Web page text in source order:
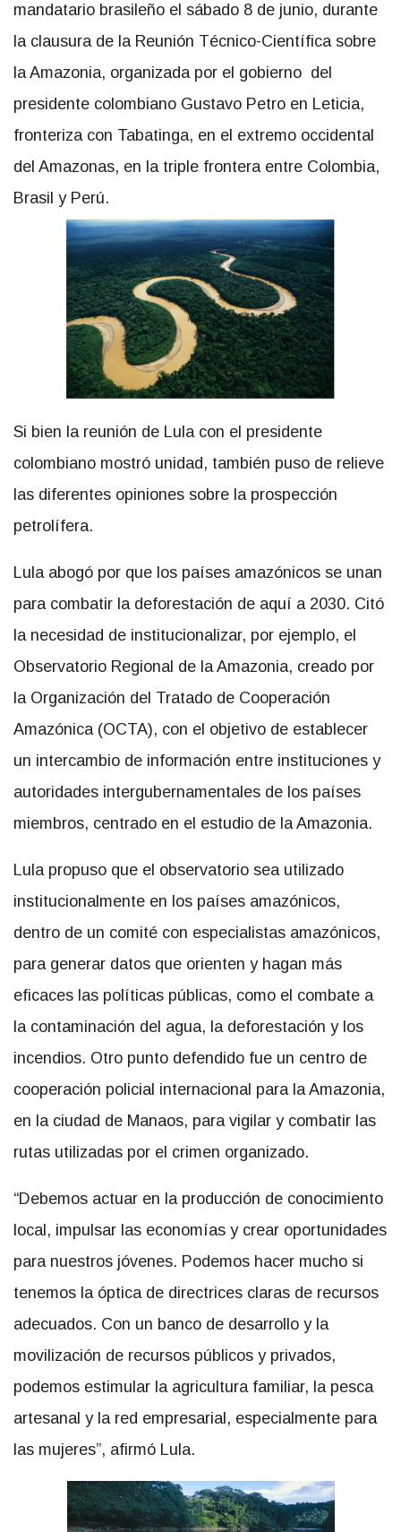
mandatario brasileño el sábado 8 de junio, durante
la clausura de la Reunión Técnico-Científica sobre
la Amazonia, organizada por el gobierno del
presidente colombiano Gustavo Petro en Leticia,
fronteriza con Tabatinga, en el extremo occidental
del Amazonas, en la triple frontera entre Colombia,
Brasil y Perú.
Si bien la reunión de Lula con el presidente
colombiano mostró unidad, también puso de relieve
las diferentes opiniones sobre la prospección
petrolífera.
Lula abogó por que los países amazónicos se unan
para combatir la deforestación de aquí a 2030. Citó
la necesidad de institucionalizar, por ejemplo, el
Observatorio Regional de la Amazonia, creado por
la Organización del Tratado de Cooperación
Amazónica (OCTA), con el objetivo de establecer
un intercambio de información entre instituciones y
autoridades intergubernamentales de los países
miembros, centrado en el estudio de la Amazonia.
Lula propuso que el observatorio sea utilizado
institucionalmente en los países amazónicos,
dentro de un comité con especialistas amazónicos,
para generar datos que orienten y hagan más
eficaces las políticas públicas, como el combate a
la contaminación del agua, la deforestación y los
incendios. Otro punto defendido fue un centro de
cooperación policial internacional para la Amazonia,
en la ciudad de Manaos, para vigilar y combatir las
rutas utilizadas por el crimen organizado.
“Debemos actuar en la producción de conocimiento
local, impulsar las economías y crear oportunidades
para nuestros jóvenes. Podemos hacer mucho si
tenemos la óptica de directrices claras de recursos
adecuados. Con un banco de desarrollo y la
movilización de recursos públicos y privados,
podemos estimular la agricultura familiar, la pesca
artesanal y la red empresarial, especialmente para
las mujeres”, afirmó Lula.